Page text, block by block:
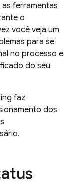
ferramentas
o
você veja um
para se
no processo e
do seu
faz
dos